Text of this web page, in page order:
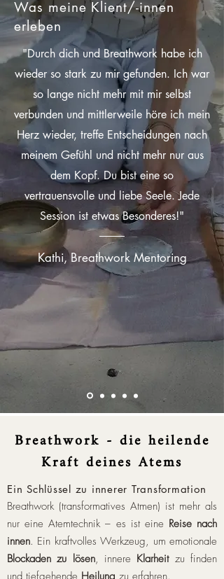
Was meine Klient/-innen
erleben
"Durch dich und Breathwork habe ich
wieder so stark zu mir gefunden. Ich war
so lange nicht mehr mit mir selbst
verbunden und mittlerweile höre ich mein
Herz wieder, treffe Entscheidungen nach
meinem Gefühl und nicht mehr nur aus
dem Kopf. Du bist eine so
vertrauensvolle und liebe Seele. Jede
Session ist etwas Besonderes!"
Kathi, Breathwork Mentoring
Breathwork - die heilende
Kraft deines Atems
Ein Schlüssel zu innerer Transformation
Breathwork (transformatives Atmen) ist mehr als
nur eine Atemtechnik – es ist eine Reise nach
innen. Ein kraftvolles Werkzeug, um emotionale
Blockaden zu lösen, innere Klarheit zu finden
und tiefgehende Heilung zu erfahren.